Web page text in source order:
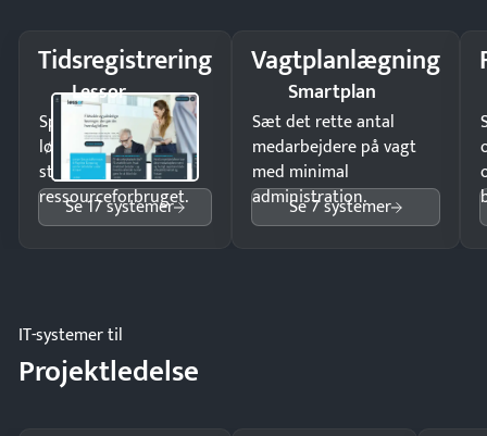
Tidsregistrering
Lessor
Spar tid på
lønberegning og få
styr på
ressourceforbruget.
Se 17 systemer
Vagtplanlægning
Smartplan
Sæt det rette antal
medarbejdere på vagt
med minimal
administration.
Se 7 systemer
IT-systemer til
Projektledelse